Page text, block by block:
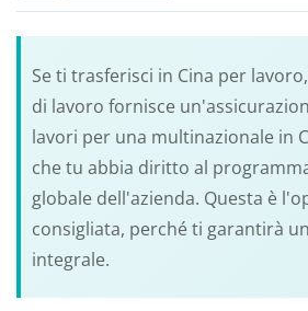
Se ti trasferisci in Cina per
di lavoro fornisce
lavori per una multinazionale in
che tu abbia diritto al
globale dell'azienda. Questa è
consigliata, perché ti garantirà
integrale.